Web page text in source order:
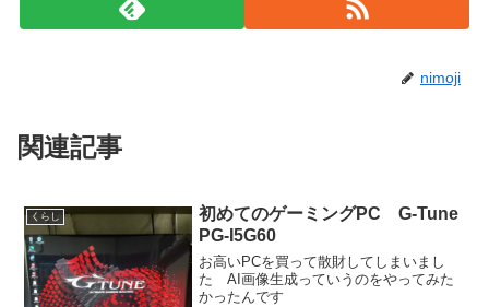
nimoji
関連記事
くらし
初めてのゲーミングPC G-Tune
PG-I5G60
お高いPCを買って散財してしまいまし
た AI画像生成っていうのをやってみた
かったんです